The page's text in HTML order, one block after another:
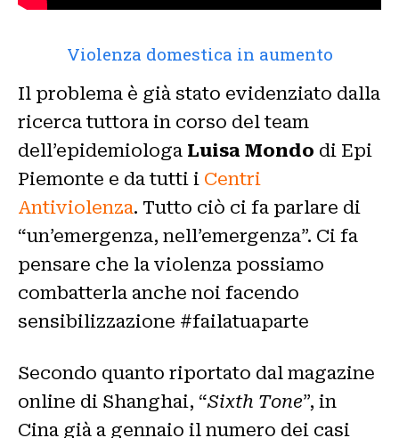
Violenza domestica in aumento
Il problema è già stato evidenziato dalla
ricerca tuttora in corso del team
dell’epidemiologa Luisa Mondo di Epi
Piemonte e da tutti i Centri
Antiviolenza. Tutto ciò ci fa parlare di
“un’emergenza, nell’emergenza”. Ci fa
pensare che la violenza possiamo
combatterla anche noi facendo
sensibilizzazione #failatuaparte
Secondo quanto riportato dal magazine
online di Shanghai, “Sixth Tone”, in
Cina già a gennaio il numero dei casi